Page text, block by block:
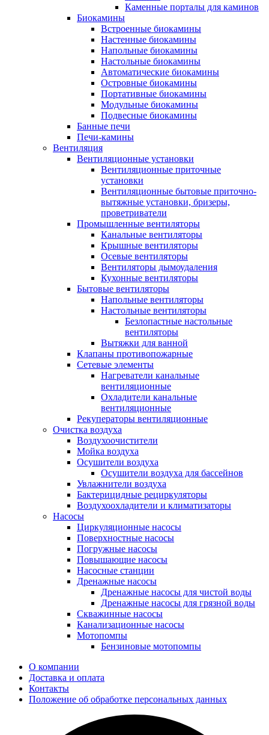
Каменные порталы для каминов
Биокамины
Встроенные биокамины
Настенные биокамины
Напольные биокамины
Настольные биокамины
Автоматические биокамины
Островные биокамины
Портативные биокамины
Модульные биокамины
Подвесные биокамины
Банные печи
Печи-камины
Вентиляция
Вентиляционные установки
Вентиляционные приточные
установки
Вентиляционные бытовые приточно-
вытяжные установки, бризеры,
проветриватели
Промышленные вентиляторы
Канальные вентиляторы
Крышные вентиляторы
Осевые вентиляторы
Вентиляторы дымоудаления
Кухонные вентиляторы
Бытовые вентиляторы
Напольные вентиляторы
Настольные вентиляторы
Безлопастные настольные
вентиляторы
Вытяжки для ванной
Клапаны противопожарные
Сетевые элементы
Нагреватели канальные
вентиляционные
Охладители канальные
вентиляционные
Рекуператоры вентиляционные
Очистка воздуха
Воздухоочистители
Мойка воздуха
Осушители воздуха
Осушители воздуха для бассейнов
Увлажнители воздуха
Бактерицидные рециркуляторы
Воздухоохладители и климатизаторы
Насосы
Циркуляционные насосы
Поверхностные насосы
Погружные насосы
Повышающие насосы
Насосные станции
Дренажные насосы
Дренажные насосы для чистой воды
Дренажные насосы для грязной воды
Скважинные насосы
Канализационные насосы
Мотопомпы
Бензиновые мотопомпы
О компании
Доставка и оплата
Контакты
Положение об обработке персональных данных